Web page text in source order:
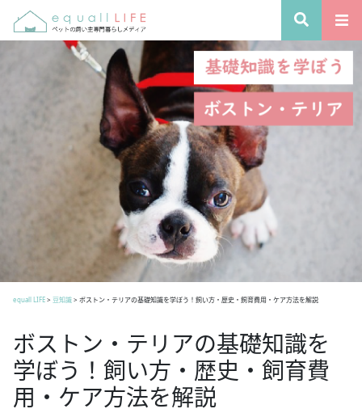
equall LIFE> 豆知識> ボストン・テリアの基礎知識を学ぼう！飼い方・歴史・飼育費用・ケア方法を解説
ボストン・テリアの基礎知識を
学ぼう！飼い方・歴史・飼育費
用・ケア方法を解説